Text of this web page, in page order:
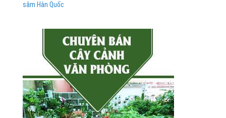
sâm Hàn Quốc